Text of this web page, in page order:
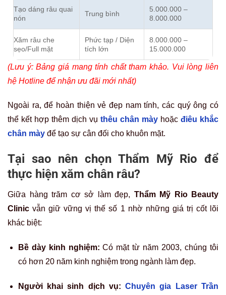
Tạo dáng râu quai
nón
Trung bình
5.000.000 –
8.000.000
Xăm râu che
sẹo/Full mặt
Phức tạp / Diện
tích lớn
8.000.000 –
15.000.000
(Lưu ý: Bảng giá mang tính chất tham khảo. Vui lòng liên
hệ Hotline để nhận ưu đãi mới nhất)
Ngoài ra, để hoàn thiện vẻ đẹp nam tính, các quý ông có
thể kết hợp thêm dịch vụ thêu chân mày hoặc điêu khắc
chân mày để tạo sự cân đối cho khuôn mặt.
Tại sao nên chọn Thẩm Mỹ Rio để
thực hiện xăm chân râu?
Giữa hàng trăm cơ sở làm đẹp, Thẩm Mỹ Rio Beauty
Clinic vẫn giữ vững vị thế số 1 nhờ những giá trị cốt lõi
khác biệt:
Bề dày kinh nghiệm: Có mặt từ năm 2003, chúng tôi
có hơn 20 năm kinh nghiệm trong ngành làm đẹp.
Người khai sinh dịch vụ: Chuyên gia Laser Trần